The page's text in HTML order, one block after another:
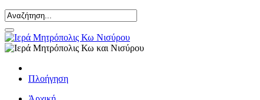
Πλοήγηση